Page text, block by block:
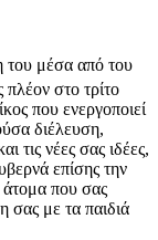
του μέσα από του
πλέον στο τρίτο
που ενεργοποιεί
διέλευση,
τις νέες σας ιδέες,
επίσης την
άτομα που σας
σας με τα παιδιά